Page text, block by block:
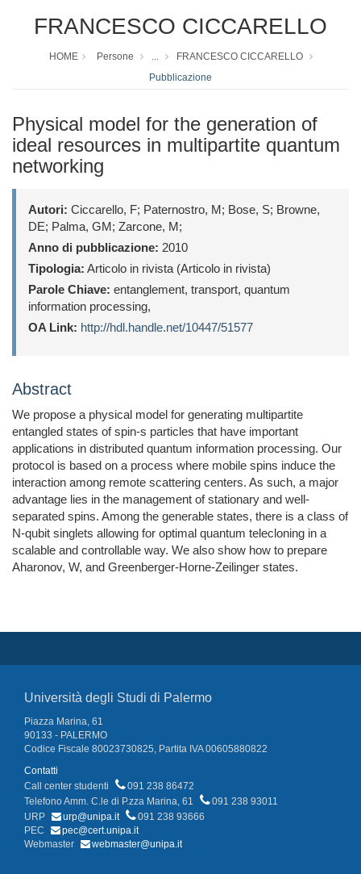
FRANCESCO CICCARELLO
HOME Persone ...
FRANCESCO CICCARELLO
Pubblicazione
Physical model for the generation of
ideal resources in multipartite quantum
networking
Autori: Ciccarello, F; Paternostro, M; Bose, S; Browne,
DE; Palma, GM; Zarcone, M;
Anno di pubblicazione: 2010
Tipologia: Articolo in rivista (Articolo in rivista)
Parole Chiave: entanglement, transport, quantum
information processing,
OA Link: http://hdl.handle.net/10447/51577
Abstract
We propose a physical model for generating multipartite
entangled states of spin-s particles that have important
applications in distributed quantum information processing. Our
protocol is based on a process where mobile spins induce the
interaction among remote scattering centers. As such, a major
advantage lies in the management of stationary and well-
separated spins. Among the generable states, there is a class of
N-qubit singlets allowing for optimal quantum telecloning in a
scalable and controllable way. We also show how to prepare
Aharonov, W, and Greenberger-Horne-Zeilinger states.
Università degli Studi di Palermo
Piazza Marina, 61
90133 - PALERMO
Codice Fiscale 80023730825, Partita IVA 00605880822
Contatti
Call center studenti
091 238 86472
Telefono Amm. C.le di P.zza Marina, 61
091 238 93011
URP
urp@unipa.it
091 238 93666
PEC
pec@cert.unipa.it
Webmaster
webmaster@unipa.it